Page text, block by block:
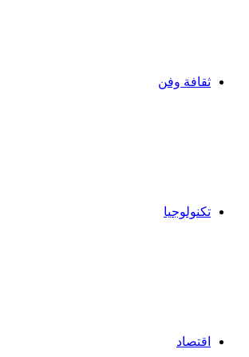
ثقافة وفن
تكنولوجيا
اقتصاد